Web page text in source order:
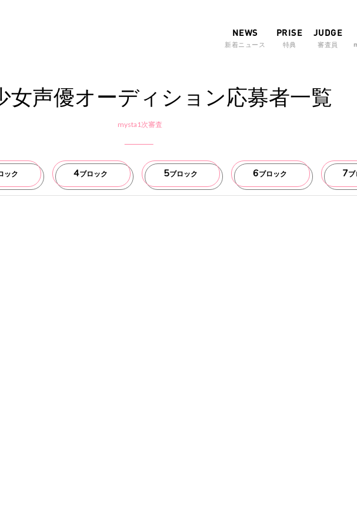
NEWS
新着ニュース
PRISE
特典
JUDGE
審査員
女声優オーディション応募者一覧
mysta1次審査
ック 4ブロック 5ブロック 6ブロック 7ブ